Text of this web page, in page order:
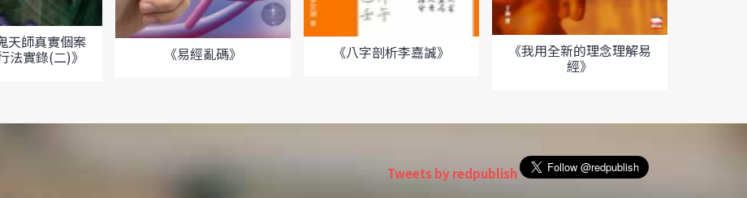
天師真實個案
實錄(二)》 《易經亂碼》 《八字剖析李嘉誠》 《我用全新的理念理解易
經》
Tweets by redpublish